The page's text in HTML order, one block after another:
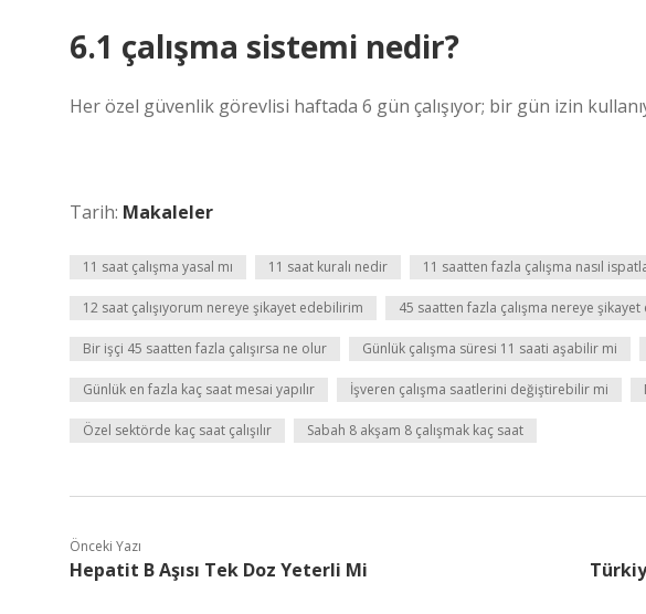
6.1 çalışma sistemi nedir?
Her özel güvenlik görevlisi haftada 6 gün çalışıyor; bir gün izin
Tarih: Makaleler
11 saat çalışma yasal mı 11 saat kuralı nedir 11 saatten fazla çalışma nasıl
12 saat çalışıyorum nereye şikayet edebilirim 45 saatten fazla çalışma nereye
Bir işçi 45 saatten fazla çalışırsa ne olur Günlük çalışma süresi 11 saati aşabilir mi
Günlük en fazla kaç saat mesai yapılır İşveren çalışma saatlerini değiştirebilir mi
Özel sektörde kaç saat çalışılır Sabah 8 akşam 8 çalışmak kaç saat
Önceki Yazı
Hepatit B Aşısı Tek Doz Yeterli Mi